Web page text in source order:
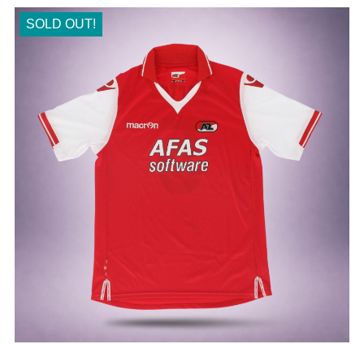
SOLD OUT!